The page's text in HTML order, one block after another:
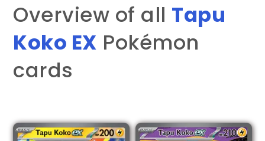
Overview of all Tapu
Koko EX Pokémon
cards